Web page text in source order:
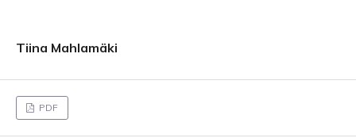
Tiina Mahlamäki
PDF